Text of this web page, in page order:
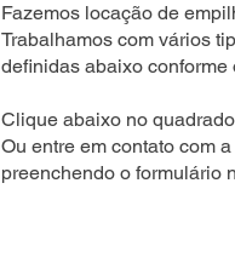
Fazemos locação de
Trabalhamos com vários
definidas abaixo conforme
Clique abaixo no
Ou entre em contato com
preenchendo o formulário